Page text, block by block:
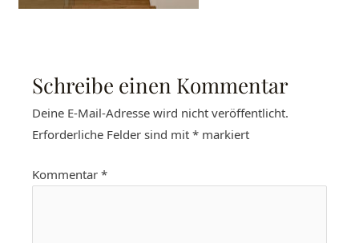
Schreibe einen Kommentar
Deine E-Mail-Adresse wird nicht veröffentlicht.
Erforderliche Felder sind mit* markiert
Kommentar*